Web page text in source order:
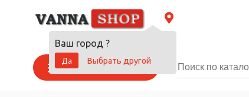
Ваш город ?
Да
Выбрать другой
Каталог товаров